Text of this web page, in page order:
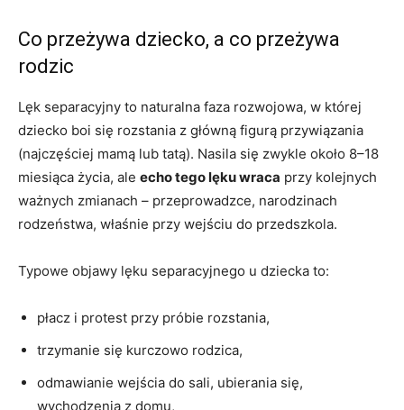
Co przeżywa dziecko, a co przeżywa
rodzic
Lęk separacyjny to naturalna faza rozwojowa, w której
dziecko boi się rozstania z główną figurą przywiązania
(najczęściej mamą lub tatą). Nasila się zwykle około 8–18
miesiąca życia, ale echo tego lęku wraca przy kolejnych
ważnych zmianach – przeprowadzce, narodzinach
rodzeństwa, właśnie przy wejściu do przedszkola.
Typowe objawy lęku separacyjnego u dziecka to:
płacz i protest przy próbie rozstania,
trzymanie się kurczowo rodzica,
odmawianie wejścia do sali, ubierania się,
wychodzenia z domu,